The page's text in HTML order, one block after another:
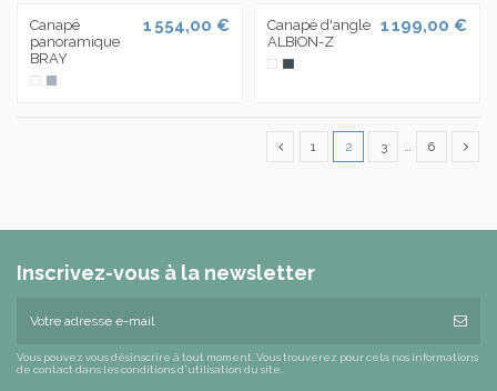
Canapé
panoramique
BRAY
1 554,00 €
Canapé d'angle
ALBION-Z
1 199,00 €
1 2 3 … 6
Inscrivez-vous à la newsletter
Vous pouvez vous désinscrire à tout moment. Vous trouverez pour cela nos informations
de contact dans les conditions d'utilisation du site.